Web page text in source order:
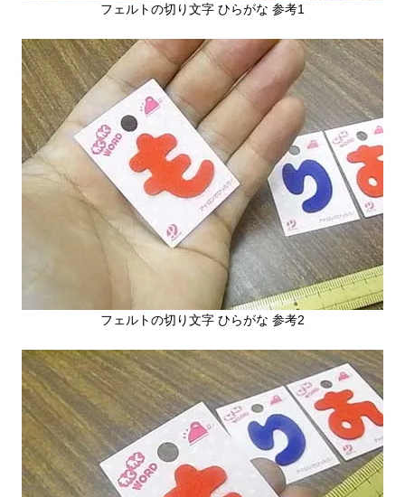
フェルトの切り文字 ひらがな 参考1
フェルトの切り文字 ひらがな 参考2